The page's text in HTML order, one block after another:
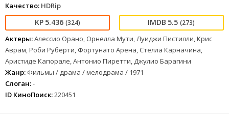
Качество: HDRip
5.436 (324) 5.5 (273)
Актеры:Алессио Орано, Орнелла Мути, Луиджи Пистилли, Крис
Аврам, Роби Руберти, Фортунато Арена, Стелла Карначина,
Аристиде Капорале, Антонио Пиретти, Джулио Барагини
Жанр: Фильмы / драма / мелодрама / 1971
Слоган:-
ID КиноПоиск:220451